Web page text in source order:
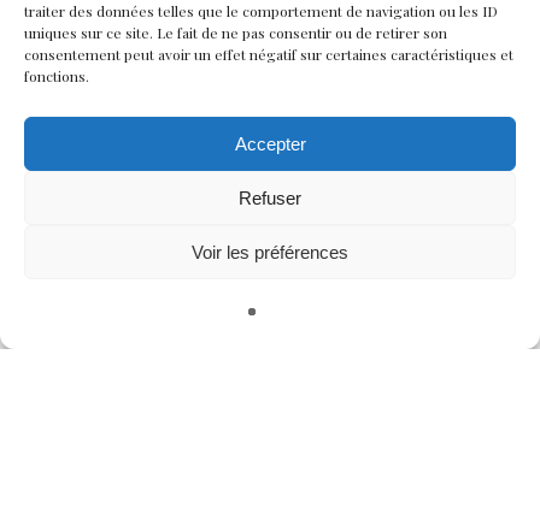
traiter des données telles que le comportement de navigation ou les ID
uniques sur ce site. Le fait de ne pas consentir ou de retirer son
consentement peut avoir un effet négatif sur certaines caractéristiques et
fonctions.
Accepter
Refuser
Voir les préférences